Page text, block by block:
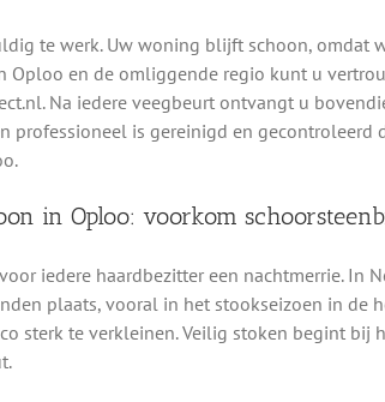
te werk. Uw woning blijft schoon, omdat
Oploo en de omliggende regio kunt u
Na iedere veegbeurt ontvangt u
professioneel is gereinigd en gecontroleerd
in Oploo: voorkom
iedere haardbezitter een nachtmerrie. In
plaats, vooral in het stookseizoen in de
sterk te verkleinen. Veilig stoken begint bij